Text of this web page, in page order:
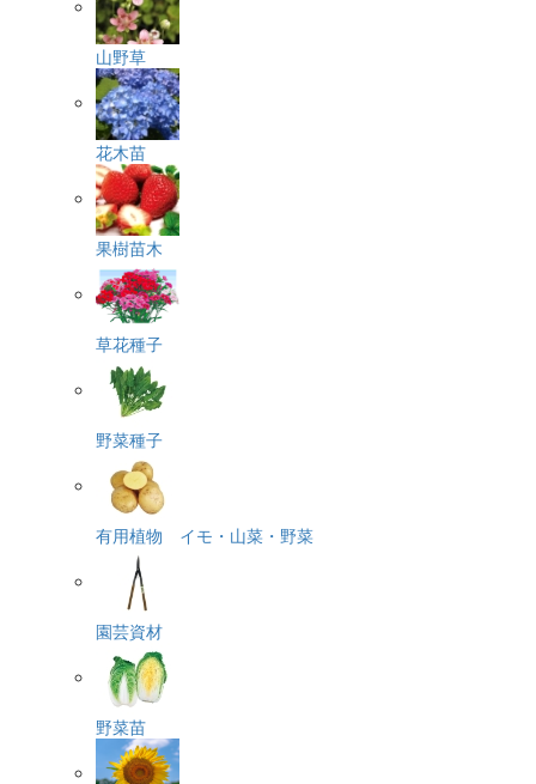
山野草
花木苗
果樹苗木
草花種子
野菜種子
有用植物 イモ・山菜・野菜
園芸資材
野菜苗